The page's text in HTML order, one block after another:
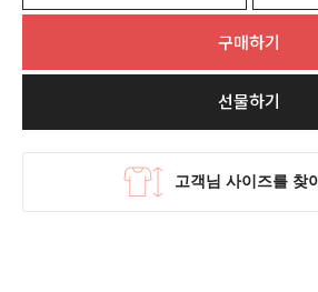
구매하기
선물하기